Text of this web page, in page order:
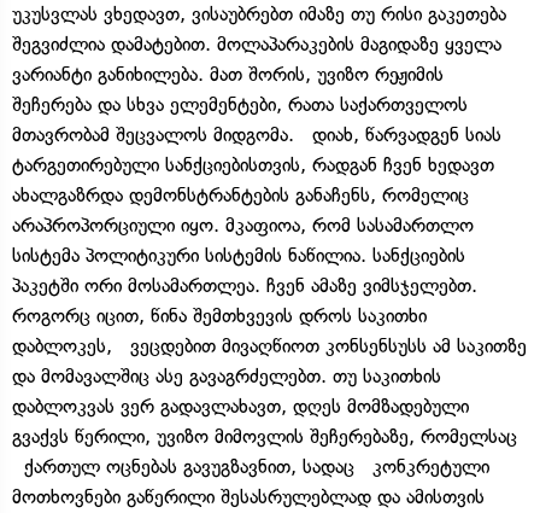
უკუსვლას ვხედავთ, ვისაუბრებთ იმაზე თუ რისი გაკეთება
შეგვიძლია დამატებით. მოლაპარაკების მაგიდაზე ყველა
ვარიანტი განიხილება. მათ შორის, უვიზო რეჟიმის
შეჩერება და სხვა ელემენტები, რათა საქართველოს
მთავრობამ შეცვალოს მიდგომა. დიახ, წარვადგენ სიას
ტარგეთირებული სანქციებისთვის, რადგან ჩვენ ხედავთ
ახალგაზრდა დემონსტრანტების განაჩენს, რომელიც
არაპროპორციული იყო. მკაფიოა, რომ სასამართლო
სისტემა პოლიტიკური სისტემის ნაწილია. სანქციების
პაკეტში ორი მოსამართლეა. ჩვენ ამაზე ვიმსჯელებთ.
როგორც იცით, წინა შემთხვევის დროს საკითხი
დაბლოკეს, ვეცდებით მივაღწიოთ კონსენსუსს ამ საკითზე
და მომავალშიც ასე გავაგრძელებთ. თუ საკითხის
დაბლოკვას ვერ გადავლახავთ, დღეს მომზადებული
გვაქვს წერილი, უვიზო მიმოვლის შეჩერებაზე, რომელსაც
ქართულ ოცნებას გავუგზავნით, სადაც კონკრეტული
მოთხოვნები გაწერილი შესასრულებლად და ამისთვის